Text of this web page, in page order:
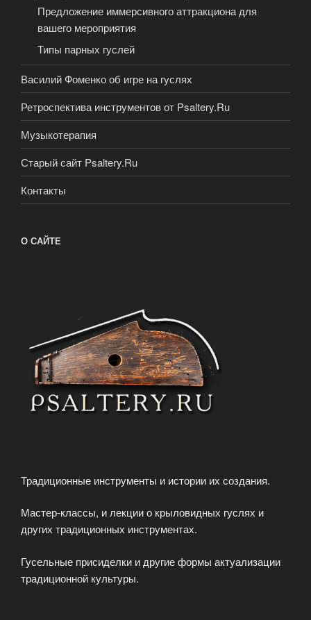
Предложение иммерсивного аттракциона для
вашего мероприятия
Типы парных гуслей
Василий Фоменко об игре на гуслях
Ретроспектива инструментов от Psaltery.Ru
Музыкотерапия
Старый сайт Psaltery.Ru
Контакты
О САЙТЕ
Традиционные инструменты и истории их создания.
Мастер-классы, и лекции о крыловидных гуслях и
других традиционных инструментах.
Гусельные присиделки и другие формы актуализации
традиционной культуры.